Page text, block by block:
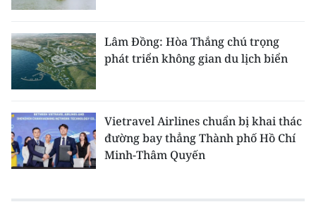
Lâm Đồng: Hòa Thắng chú trọng
phát triển không gian du lịch biển
Vietravel Airlines chuẩn bị khai thác
đường bay thẳng Thành phố Hồ Chí
Minh-Thâm Quyến